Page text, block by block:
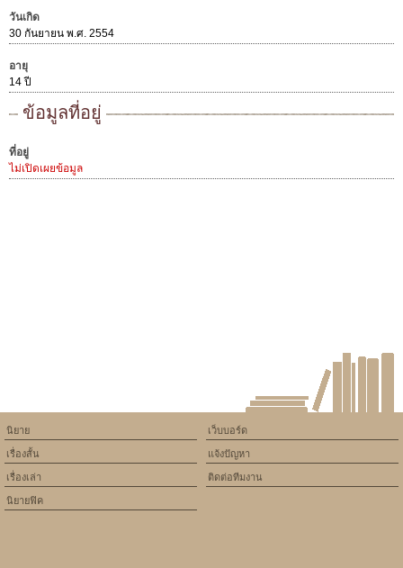
วันเกิด
30 กันยายน พ.ศ. 2554
อายุ
14 ปี
ข้อมูลที่อยู่
ที่อยู่
ไม่เปิดเผยข้อมูล
เว็บบอร์ด
แจ้งปัญหา
ติดต่อทีมงาน
นิยาย
เรื่องสั้น
เรื่องเล่า
นิยายฟิค